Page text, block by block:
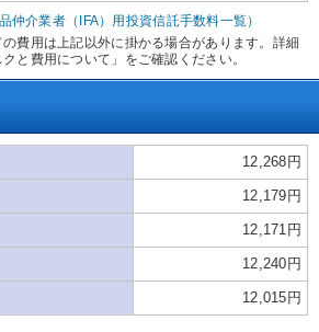
仲介業者（IFA）用投資信託手数料一覧）
費用は上記以外に掛かる場合があります。詳細
と費用について」をご確認ください。
12,268円
12,179円
12,171円
12,240円
12,015円